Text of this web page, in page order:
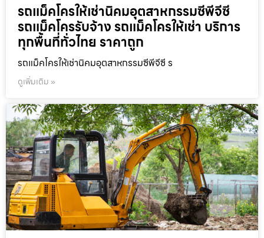
รถแม็คโครให้เช่านิคมอุตสาหกรรมซีพีจีซี
รถแม็คโครรับจ้าง รถแม็คโครให้เช่า บริการ
ทุกพื้นที่ทั่วไทย ราคาถูก
รถแม็คโครให้เช่านิคมอุตสาหกรรมซีพีจีซี ร
ดูเพิ่มเติม »